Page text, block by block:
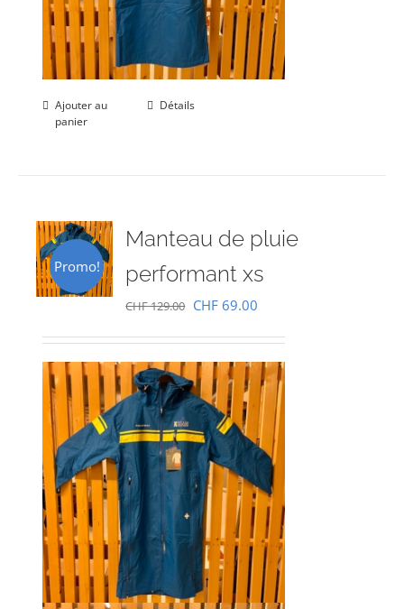
Ajouter au
panier
Détails
Promo!
Manteau de pluie
performant xs
CHF129.00 Le
initial
était :
CHF 129.00.
CHF 69.00
actuel
est :
CHF 69.00.